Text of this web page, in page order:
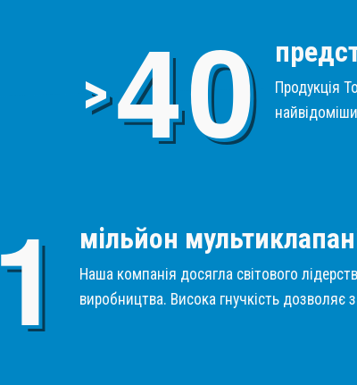
>
Продукція
1
мільйон
Наша компанія досягла світового
виробництва. Висока гнучкість дозволяє